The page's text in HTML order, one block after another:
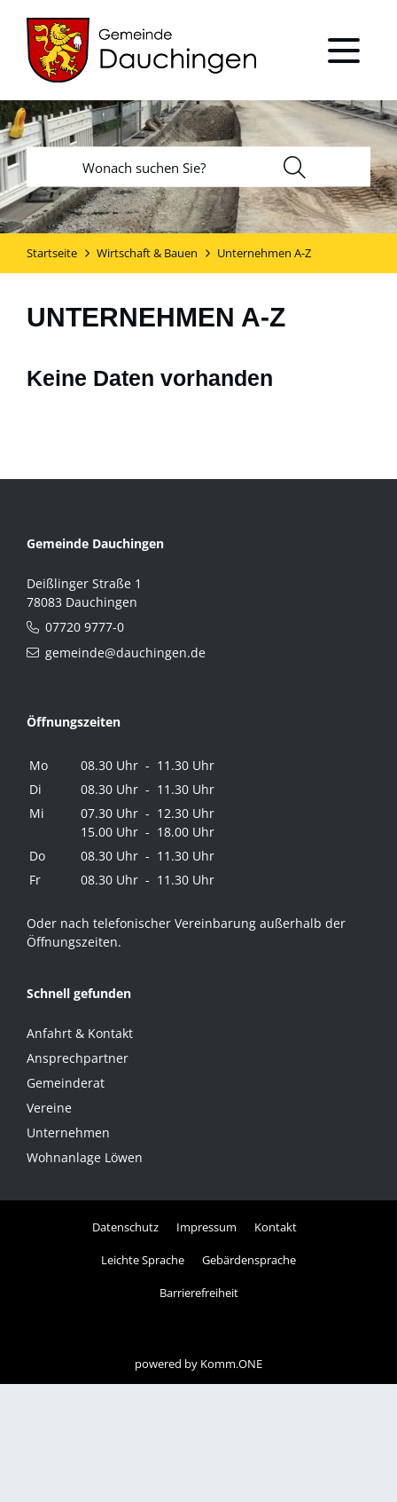
Startseite Wirtschaft & Bauen Unternehmen A-Z
UNTERNEHMEN A-Z
Keine Daten vorhanden
Gemeinde Dauchingen
Deißlinger Straße 1
78083 Dauchingen
07720 9777-0
gemeinde@dauchingen.de
Öffnungszeiten
Mo
08.30 Uhr - 11.30 Uhr
Di
08.30 Uhr - 11.30 Uhr
Mi
07.30 Uhr - 12.30 Uhr
15.00 Uhr - 18.00 Uhr
Do
08.30 Uhr - 11.30 Uhr
Fr
08.30 Uhr - 11.30 Uhr
Oder nach telefonischer Vereinbarung außerhalb der
Öffnungszeiten.
Schnell gefunden
Anfahrt & Kontakt
Ansprechpartner
Gemeinderat
Vereine
Unternehmen
Wohnanlage Löwen
Datenschutz Impressum Kontakt
Leichte Sprache Gebärdensprache
Barrierefreiheit
powered by Komm.ONE